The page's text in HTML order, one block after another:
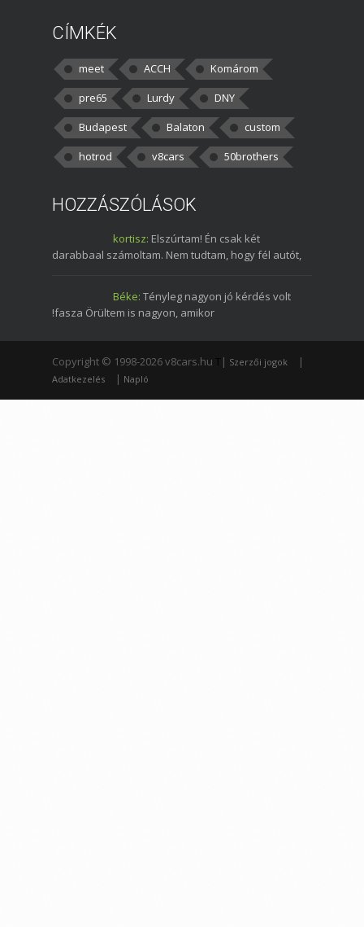
CÍMKÉK
meet ACCH
Komárom
pre65
Lurdy
DNY
Budapest
Balaton
custom
hotrod
v8cars 50brothers
HOZZÁSZÓLÁSOK
kortisz: Elszúrtam! Én csak két
darabbaal számoltam. Nem tudtam, hogy fél autót,
Béke: Tényleg nagyon jó kérdés volt
!fasza Örültem is nagyon, amikor
Copyright © 1998-2026 v8cars.hu | Szerzői jogok |
Adatkezelés | Napló